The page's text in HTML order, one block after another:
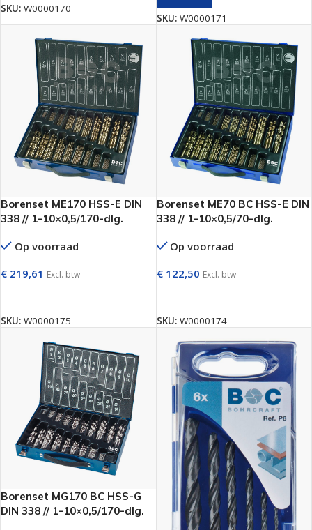
SKU: W0000170
SKU: W0000171
Borenset ME170 HSS-E DIN
338 // 1-10×0,5/170-dlg.
Op voorraad
€ 219,61 Excl. btw
SKU: W0000175
Borenset ME70 BC HSS-E DIN
338 // 1-10×0,5/70-dlg.
Op voorraad
€122,50 Excl. btw
SKU: W0000174
Borenset MG170 BC HSS-G
DIN 338 // 1-10×0,5/170-dlg.